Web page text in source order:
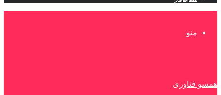
منو
همسو فناوری